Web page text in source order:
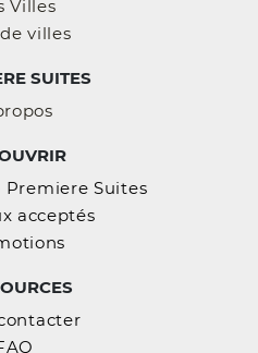
Villes
villes
SUITES
Premiere Suites
acceptés